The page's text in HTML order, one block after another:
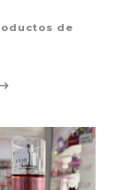
de